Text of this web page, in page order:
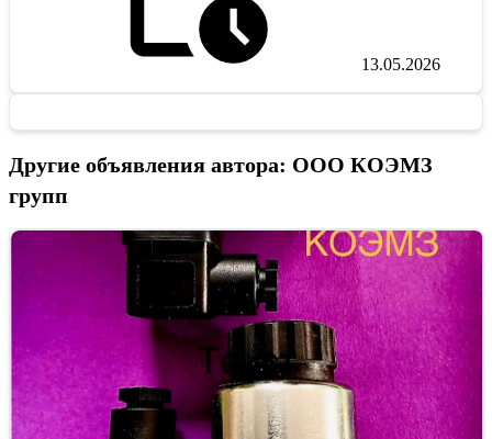
13.05.2026
Другие объявления автора: ООО КОЭМЗ
групп